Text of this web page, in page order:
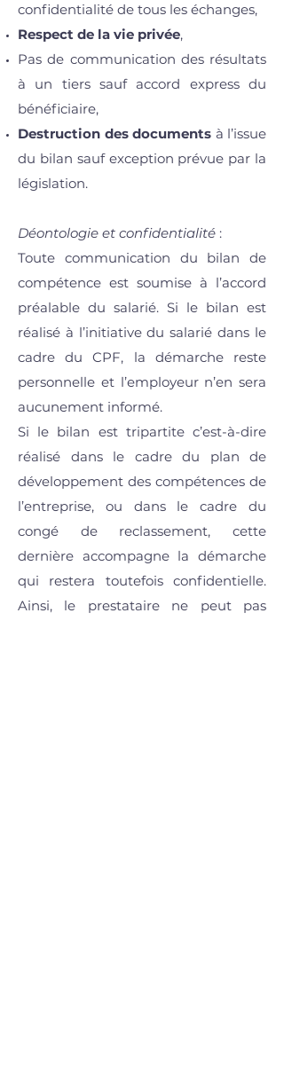
confidentialité de tous les échanges,
Respect de la vie privée,
Pas de communication des résultats
à un tiers sauf accord express du
bénéficiaire,
Destruction des documents à l’issue
du bilan sauf exception prévue par la
législation.
Déontologie et confidentialité :
Toute communication du bilan de
compétence est soumise à l’accord
préalable du salarié. Si le bilan est
réalisé à l’initiative du salarié dans le
cadre du CPF, la démarche reste
personnelle et l’employeur n’en sera
aucunement informé.
Si le bilan est tripartite c’est-à-dire
réalisé dans le cadre du plan de
développement des compétences de
l’entreprise, ou dans le cadre du
congé de reclassement, cette
dernière accompagne la démarche
qui restera toutefois confidentielle.
Ainsi, le prestataire ne peut pas